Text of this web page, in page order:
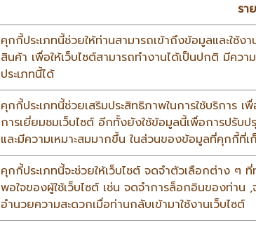
รา
คุกกี้ประเภทนี้ช่วยให้ท่านสามารถเข้าถึงข้อมูลและใช้ง
สินค้า เพื่อให้เว็บไซต์สามารถทำงานได้เป็นปกติ มีค
ประเภทนี้ได้
คุกกี้ประเภทนี้ช่วยเสริมประสิทธิภาพในการใช้บริการ
การเยี่ยมชมเว็บไซต์ อีกทั้งยังใช้ข้อมูลนี้เพื่อการปรั
และมีความเหมาะสมมากขึ้น ในส่วนของข้อมูลที่คุกกี้ที่
คุกกี้ประเภทนี้จะช่วยให้เว็บไซต์ จดจำตัวเลือกต่าง ๆ
พอใจของผู้ใช้เว็บไซต์ เช่น จดจำการล็อกอินของท่า
อำนวยความสะดวกเมื่อท่านกลับเข้ามาใช้งานเว็บไซต์